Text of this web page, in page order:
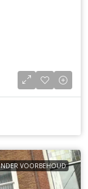
VOORBEHOUD